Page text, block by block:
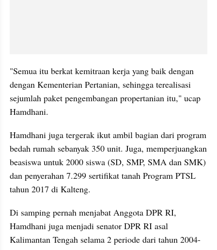
"Semua itu berkat kemitraan kerja yang baik dengan
dengan Kementerian Pertanian, sehingga terealisasi
sejumlah paket pengembangan propertanian itu," ucap
Hamdhani.
Hamdhani juga tergerak ikut ambil bagian dari program
bedah rumah sebanyak 350 unit. Juga, memperjuangkan
beasiswa untuk 2000 siswa (SD, SMP, SMA dan SMK)
dan penyerahan 7.299 sertifikat tanah Program PTSL
tahun 2017 di Kalteng.
Di samping pernah menjabat Anggota DPR RI,
Hamdhani juga menjadi senator DPR RI asal
Kalimantan Tengah selama 2 periode dari tahun 2004-